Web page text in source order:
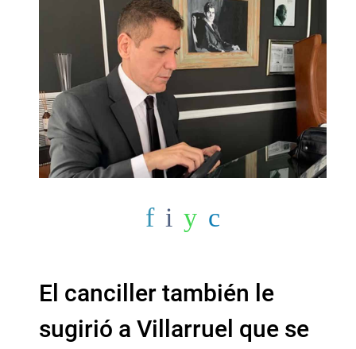
El canciller también le
sugirió a Villarruel que se